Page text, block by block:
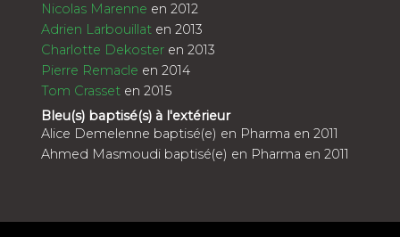
Nicolas Marenne en 2012
Adrien Larbouillat en 2013
Charlotte Dekoster en 2013
Pierre Remacle en 2014
Tom Crasset en 2015
Bleu(s) baptisé(s) à l'extérieur
Alice Demelenne baptisé(e) en Pharma en 2011
Ahmed Masmoudi baptisé(e) en Pharma en 2011